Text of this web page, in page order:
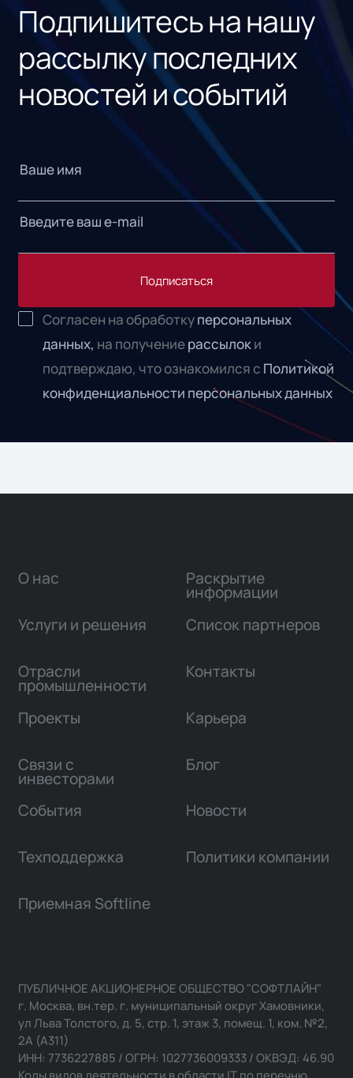
Подпишитесь на нашу
рассылку последних
новостей и событий
Подписаться
Согласен на обработкуперсональных
данных, на получениерассылоки
подтверждаю, что ознакомился с Политикой
конфиденциальности персональных данных
О нас
Услуги и решения
Отрасли
промышленности
Проекты
Связи с
инвесторами
Раскрытие
информации
Список партнеров
Контакты
Карьера
Блог
События Новости
Техподдержка Политики компании
Приемная Softline
ПУБЛИЧНОЕ АКЦИОНЕРНОЕ ОБЩЕСТВО "СОФТЛАЙН"
г. Москва, вн.тер. г. муниципальный округ Хамовники,
ул Льва Толстого, д. 5, стр. 1, этаж 3, помещ. 1, ком. №2,
2А (А311)
ИНН: 7736227885 / ОГРН: 1027736009333 / ОКВЭД: 46.90